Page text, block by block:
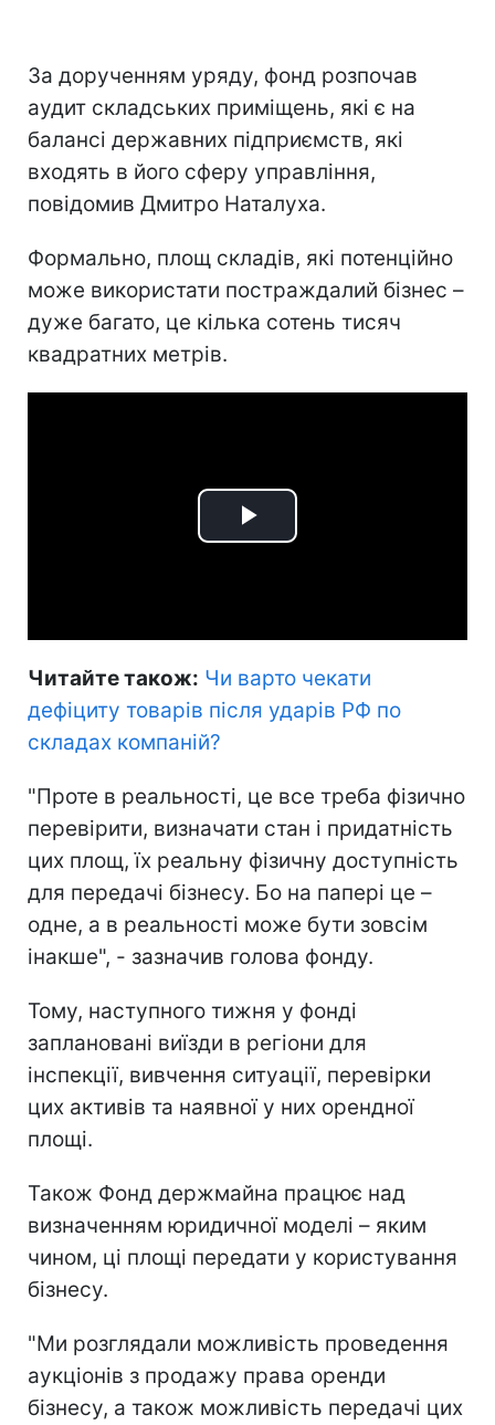
За дорученням уряду, фонд розпочав
аудит складських приміщень, які є на
балансі державних підприємств, які
входять в його сферу управління,
повідомив Дмитро Наталуха.
Формально, площ складів, які потенційно
може використати постраждалий бізнес –
дуже багато, це кілька сотень тисяч
квадратних метрів.
Play
Читайте також: Чи варто чекати
дефіциту товарів після ударів РФ по
складах компаній?
"Проте в реальності, це все треба фізично
перевірити, визначати стан і придатність
цих площ, їх реальну фізичну доступність
для передачі бізнесу. Бо на папері це –
одне, а в реальності може бути зовсім
інакше", - зазначив голова фонду.
Тому, наступного тижня у фонді
заплановані виїзди в регіони для
інспекції, вивчення ситуації, перевірки
цих активів та наявної у них орендної
площі.
Також Фонд держмайна працює над
визначенням юридичної моделі – яким
чином, ці площі передати у користування
бізнесу.
"Ми розглядали можливість проведення
аукціонів з продажу права оренди
бізнесу, а також можливість передачі цих